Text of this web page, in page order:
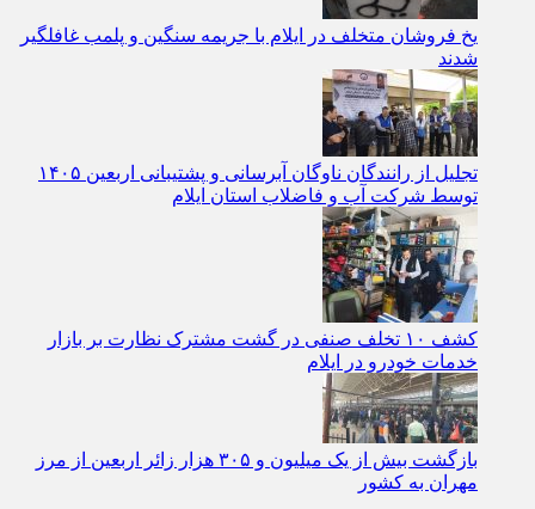
یخ‌ فروشان متخلف در ایلام با جریمه سنگین و پلمب غافلگیر
شدند
توسط شرکت آب و فاضلاب استان ایلام
کشف ۱۰ تخلف صنفی در گشت مشترک نظارت بر بازار
خدمات خودرو در ایلام